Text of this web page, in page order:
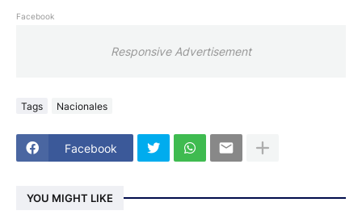
Facebook
Responsive Advertisement
Tags Nacionales
Facebook
YOU MIGHT LIKE